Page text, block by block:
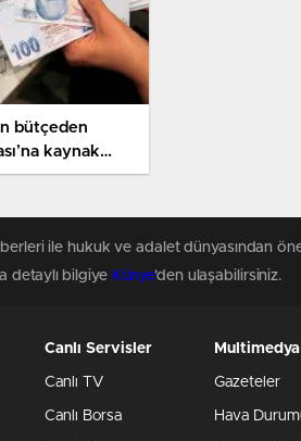
bütçeden
kaynak
iptal etti
ile hukuk ve adalet dünyasından
detaylı bilgiye Künye'den ulaşabilirsiniz.
Canlı Servisler
Canlı TV
Canlı Borsa
Multimedya
Gazeteler
Hava